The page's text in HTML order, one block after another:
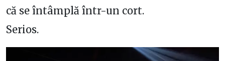
că se întâmplă într-un cort.
Serios.